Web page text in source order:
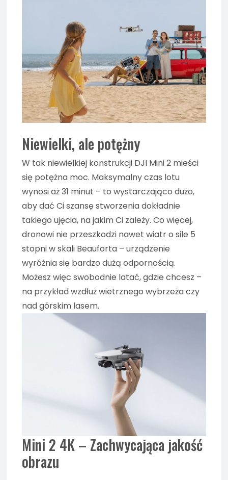
Niewielki, ale potężny
W tak niewielkiej konstrukcji DJI Mini 2 mieści
się potężna moc. Maksymalny czas lotu
wynosi aż 31 minut – to wystarczająco dużo,
aby dać Ci szansę stworzenia dokładnie
takiego ujęcia, na jakim Ci zależy. Co więcej,
dronowi nie przeszkodzi nawet wiatr o sile 5
stopni w skali Beauforta – urządzenie
wyróżnia się bardzo dużą odpornością.
Możesz więc swobodnie latać, gdzie chcesz –
na przykład wzdłuż wietrznego wybrzeża czy
nad górskim lasem.
Mini 2 4K – Zachwycająca jakość
obrazu